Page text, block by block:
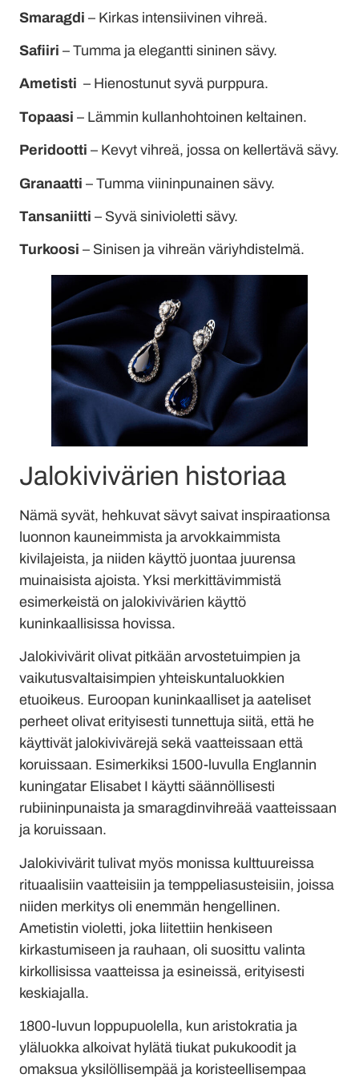
Smaragdi – Kirkas intensiivinen vihreä.
Safiiri – Tumma ja elegantti sininen sävy.
Ametisti – Hienostunut syvä purppura.
Topaasi – Lämmin kullanhohtoinen keltainen.
Peridootti – Kevyt vihreä, jossa on kellertävä sävy.
Granaatti – Tumma viininpunainen sävy.
Tansaniitti – Syvä sinivioletti sävy.
Turkoosi – Sinisen ja vihreän väriyhdistelmä.
Jalokivivärien historiaa
Nämä syvät, hehkuvat sävyt saivat inspiraationsa
luonnon kauneimmista ja arvokkaimmista
kivilajeista, ja niiden käyttö juontaa juurensa
muinaisista ajoista. Yksi merkittävimmistä
esimerkeistä on jalokivivärien käyttö
kuninkaallisissa hovissa.
Jalokivivärit olivat pitkään arvostetuimpien ja
vaikutusvaltaisimpien yhteiskuntaluokkien
etuoikeus. Euroopan kuninkaalliset ja aateliset
perheet olivat erityisesti tunnettuja siitä, että he
käyttivät jalokivivärejä sekä vaatteissaan että
koruissaan. Esimerkiksi 1500-luvulla Englannin
kuningatar Elisabet I käytti säännöllisesti
rubiininpunaista ja smaragdinvihreää vaatteissaan
ja koruissaan.
Jalokivivärit tulivat myös monissa kulttuureissa
rituaalisiin vaatteisiin ja temppeliasusteisiin, joissa
niiden merkitys oli enemmän hengellinen.
Ametistin violetti, joka liitettiin henkiseen
kirkastumiseen ja rauhaan, oli suosittu valinta
kirkollisissa vaatteissa ja esineissä, erityisesti
keskiajalla.
1800-luvun loppupuolella, kun aristokratia ja
yläluokka alkoivat hylätä tiukat pukukoodit ja
omaksua yksilöllisempää ja koristeellisempaa